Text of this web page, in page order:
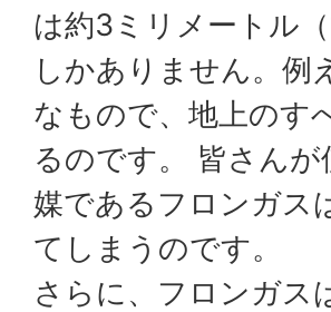
は約3ミリメートル
しかありません。例
なもので、地上のす
るのです。 皆さん
媒であるフロンガス
てしまうのです。
さらに、フロンガス